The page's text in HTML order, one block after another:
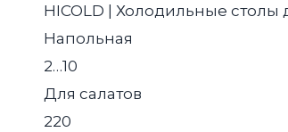
HICOLD | Холодильные
Напольная
2…10
Для салатов
220